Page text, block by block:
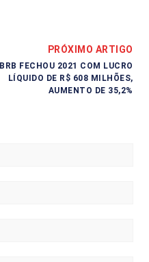
PRÓXIMO ARTIGO
BRB FECHOU 2021 COM LUCRO
LÍQUIDO DE R$ 608 MILHÕES,
AUMENTO DE 35,2%